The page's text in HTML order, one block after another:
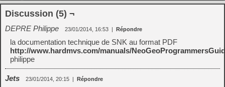
Discussion (5) ¬
DEPRE Philippe 23/01/2014, 16:53 | Répondre
la documentation technique de SNK au format PDF
http://www.hardmvs.com/manuals/
philippe
Jets 23/01/2014, 20:15 | Répondre